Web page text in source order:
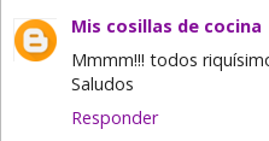
Mis cosillas de cocina
Mmmm!!! todos
Saludos
Responder